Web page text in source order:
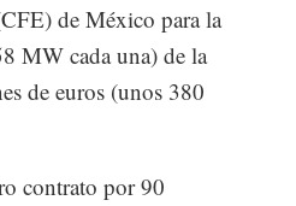
de México para la
MW cada una) de la
de euros (unos 380
contrato por 90